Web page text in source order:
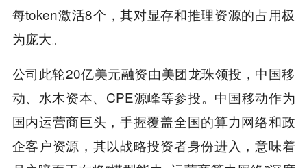
每token激活8个，其对显存和推理资源的占用极
为庞大。
公司此轮20亿美元融资由美团龙珠领投，中国移
动、水木资本、CPE源峰等参投。中国移动作为
国内运营商巨头，手握覆盖全国的算力网络和政
企客户资源，其以战略投资者身份进入，意味着